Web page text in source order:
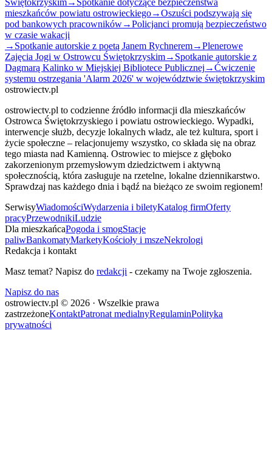
Świętokrzyskim→ Spotkanie dotyczące bezpieczeństwa
mieszkańców powiatu ostrowieckiego→Oszuści podszywają się
pod bankowych pracowników→Policjanci promują bezpieczeństwo
w czasie wakacji
→ Spotkanie autorskie z poetą Janem Rychnerem→Plenerowe
Zajęcia Jogi w Ostrowcu Świętokrzyskim→ Spotkanie autorskie z
Dagmarą Kalinko w Miejskiej Bibliotece Publicznej →Ćwiczenie
systemu ostrzegania 'Alarm 2026' w województwie świętokrzyskim
ostrowiectv.pl
ostrowiectv.pl to codzienne źródło informacji dla mieszkańców
Ostrowca Świętokrzyskiego i powiatu ostrowieckiego. Wypadki,
interwencje służb, decyzje lokalnych władz, ale też kultura, sport i
życie społeczne – relacjonujemy wszystko, co składa się na obraz
tego miasta nad Kamienną. Ostrowiec to miejsce z głęboko
zakorzenionym przemysłowym dziedzictwem i aktywną
społecznością, która zasługuje na rzetelne, lokalne dziennikarstwo.
Sprawdzaj nas każdego dnia i bądź na bieżąco ze swoim regionem!
SerwisyWiadomościWydarzenia i biletyKatalog firmOferty
pracyPrzewodnikiLudzie
Dla mieszkańcaPogoda i smogStacje
paliwBankomatyMarketyKościoły i mszeNekrologi
Redakcja i kontakt
Masz temat? Napisz do redakcji - czekamy na Twoje zgłoszenia.
Napisz do nas
ostrowiectv.pl © 2026 · Wszelkie prawa
zastrzeżoneKontaktPatronat medialnyRegulaminPolityka
prywatności